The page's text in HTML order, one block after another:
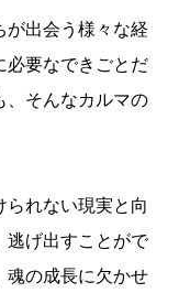
が出会う様々な経
必要なできごとだ
、そんなカルマの
られない現実と向
逃げ出すことがで
魂の成長に欠かせ